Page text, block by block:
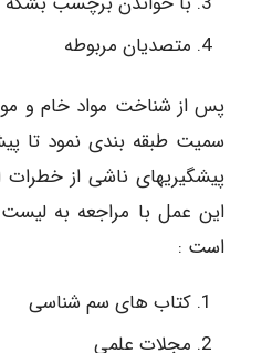
متصدیان مربوطه
پس از شناخت مواد خام و
سمیت طبقه بندی نمود تا
پیشگیریهای ناشی از خطرات
این عمل با مراجعه به
است :
کتاب های سم شناسی
مجلات علمی